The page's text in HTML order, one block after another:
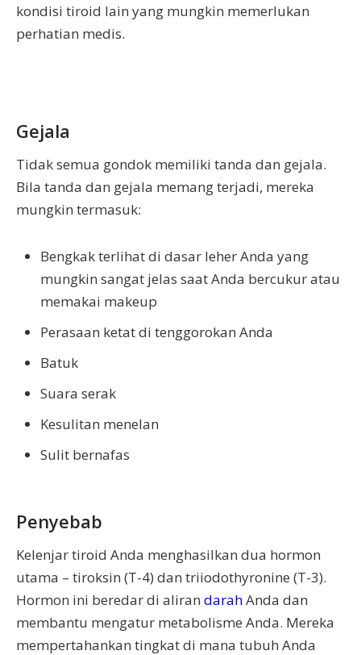
kondisi tiroid lain yang mungkin memerlukan
perhatian medis.
Gejala
Tidak semua gondok memiliki tanda dan gejala.
Bila tanda dan gejala memang terjadi, mereka
mungkin termasuk:
Bengkak terlihat di dasar leher Anda yang
mungkin sangat jelas saat Anda bercukur atau
memakai makeup
Perasaan ketat di tenggorokan Anda
Batuk
Suara serak
Kesulitan menelan
Sulit bernafas
Penyebab
Kelenjar tiroid Anda menghasilkan dua hormon
utama – tiroksin (T-4) dan triiodothyronine (T-3).
Hormon ini beredar di aliran darahAnda dan
membantu mengatur metabolisme Anda. Mereka
mempertahankan tingkat di mana tubuh Anda